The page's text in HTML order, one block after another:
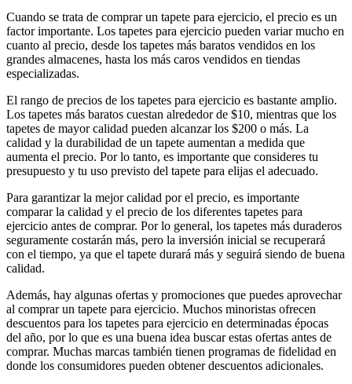
Cuando se trata de comprar un tapete para ejercicio, el precio es un
factor importante. Los tapetes para ejercicio pueden variar mucho en
cuanto al precio, desde los tapetes más baratos vendidos en los
grandes almacenes, hasta los más caros vendidos en tiendas
especializadas.
El rango de precios de los tapetes para ejercicio es bastante amplio.
Los tapetes más baratos cuestan alrededor de $10, mientras que los
tapetes de mayor calidad pueden alcanzar los $200 o más. La
calidad y la durabilidad de un tapete aumentan a medida que
aumenta el precio. Por lo tanto, es importante que consideres tu
presupuesto y tu uso previsto del tapete para elijas el adecuado.
Para garantizar la mejor calidad por el precio, es importante
comparar la calidad y el precio de los diferentes tapetes para
ejercicio antes de comprar. Por lo general, los tapetes más duraderos
seguramente costarán más, pero la inversión inicial se recuperará
con el tiempo, ya que el tapete durará más y seguirá siendo de buena
calidad.
Además, hay algunas ofertas y promociones que puedes aprovechar
al comprar un tapete para ejercicio. Muchos minoristas ofrecen
descuentos para los tapetes para ejercicio en determinadas épocas
del año, por lo que es una buena idea buscar estas ofertas antes de
comprar. Muchas marcas también tienen programas de fidelidad en
donde los consumidores pueden obtener descuentos adicionales.